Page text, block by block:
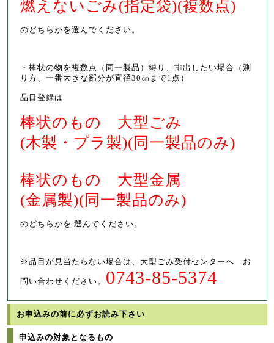
燃えないごみ(指定袋)(複数点)
のどちらかを選んでください。
・棒状の物を複数点（同一製品）縛り、排出したい場合（測
り方、一番大きな部分が直径30㎝まで1点）
品目登録は
棒状のもの 大型ごみ
(木製・プラ製)(同一製品のみ)
棒状のもの 大型金属
(金属製)(同一製品のみ)
のどちらかを 選んでください。
※品目が見当たらない場合は、大型ごみ受付センターへ お
問い合わせください。 0743-85-5374
お申込みの前に必ずお読み下さい
申込みの対象となるもの